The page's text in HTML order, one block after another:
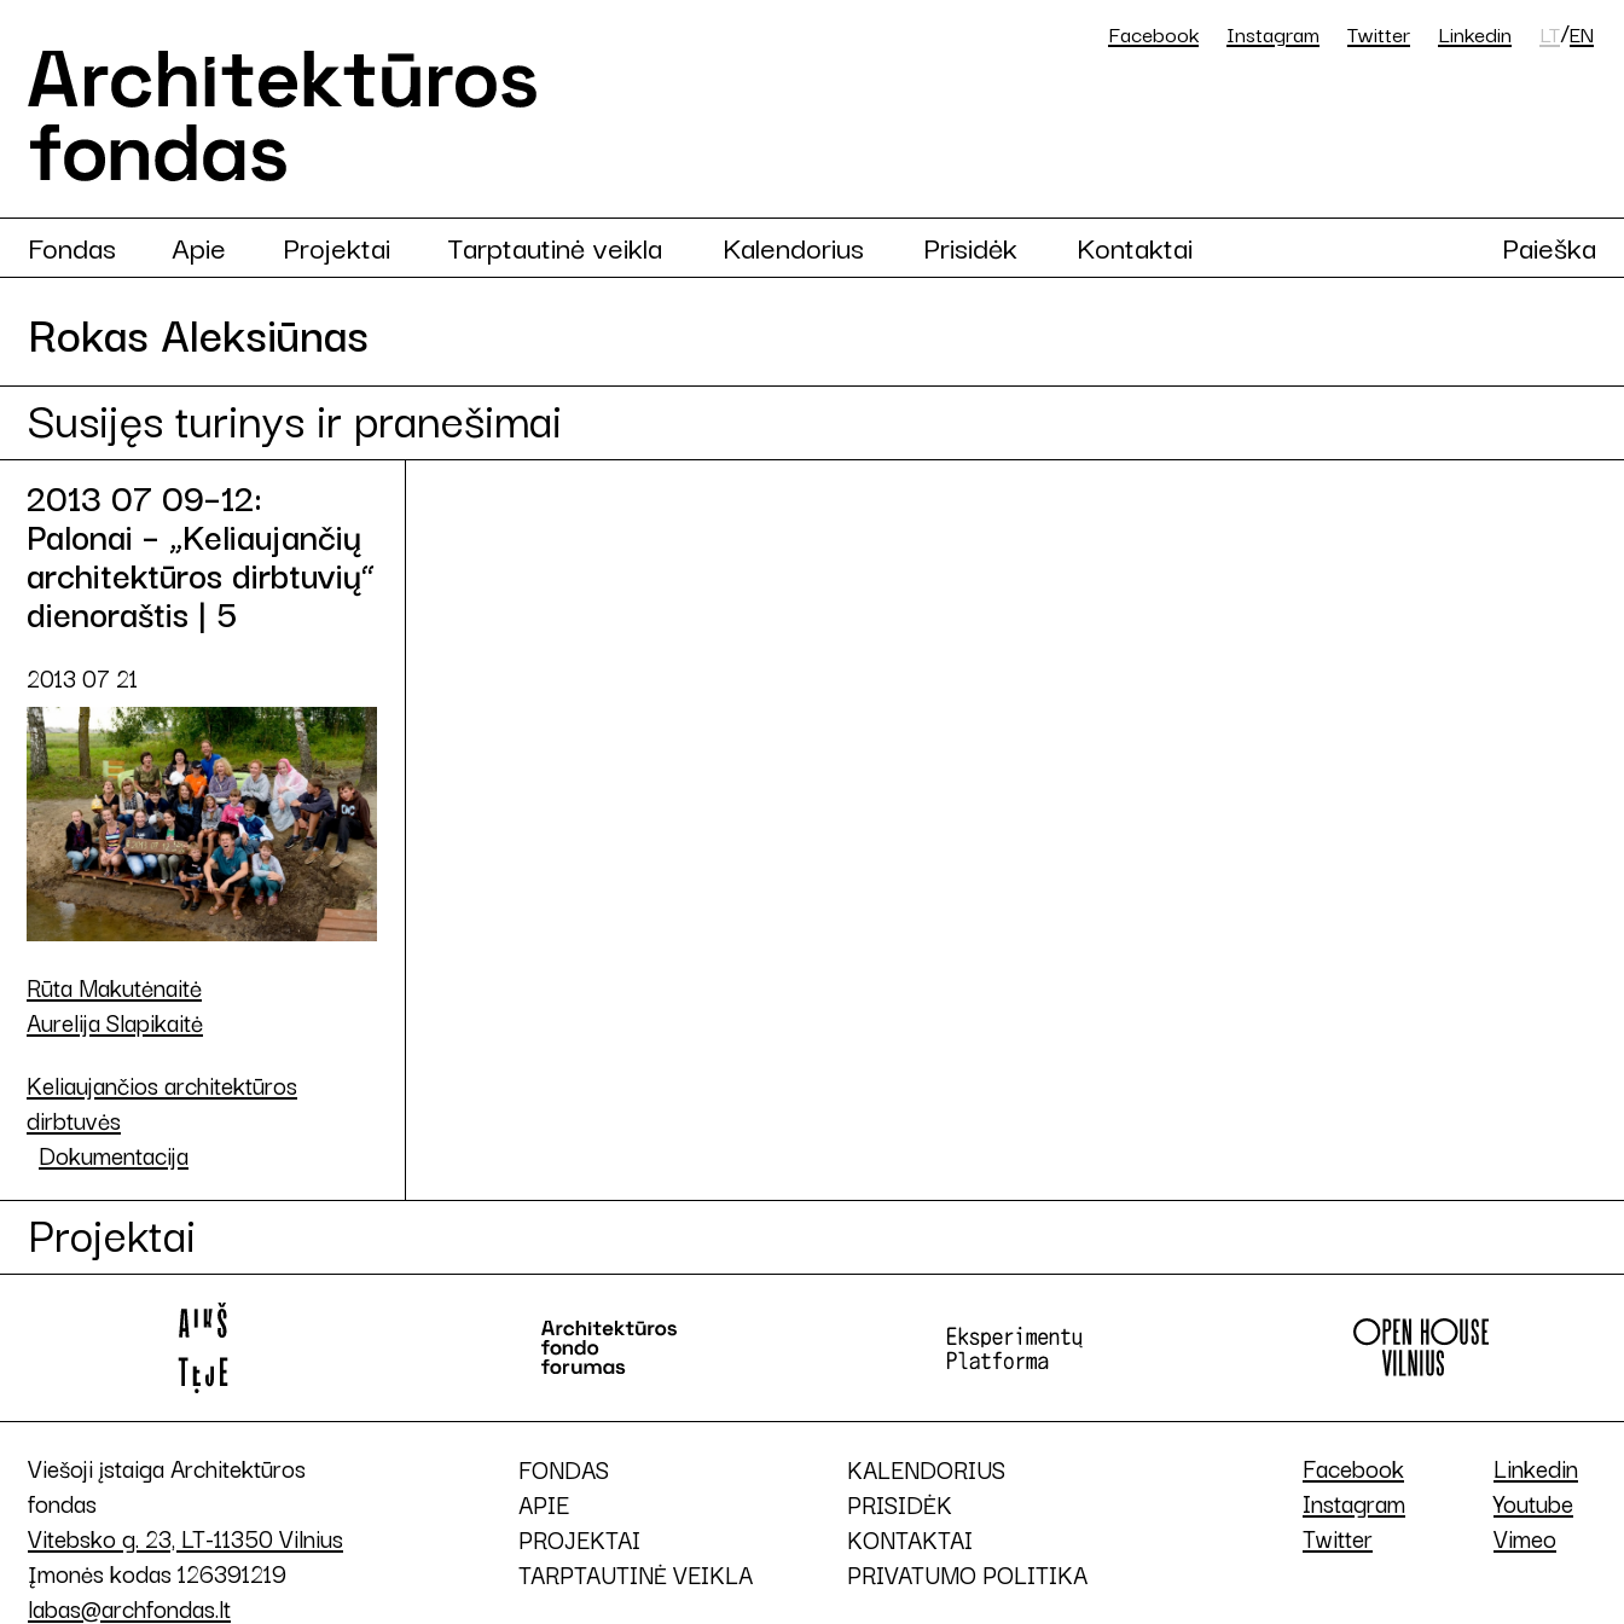
Facebook Instagram Twitter Linkedin LT/EN
Fondas Apie Projektai Tarptautinė veikla Kalendorius Prisidėk Kontaktai Paieška
Rokas Aleksiūnas
Susijęs turinys ir pranešimai
2013 07 09–12:
Palonai – „Keliaujančių
architektūros dirbtuvių“
dienoraštis | 5
2013 07 21
Rūta Makutėnaitė
Aurelija Slapikaitė
Keliaujančios architektūros
dirbtuvės
Dokumentacija
Projektai
Viešoji įstaiga Architektūros
fondas
Vitebsko g. 23, LT-11350 Vilnius
Įmonės kodas 126391219
labas@archfondas.lt
FONDAS
APIE
PROJEKTAI
TARPTAUTINĖ VEIKLA
KALENDORIUS
PRISIDĖK
KONTAKTAI
PRIVATUMO POLITIKA
Facebook
Instagram
Twitter
Linkedin
Youtube
Vimeo